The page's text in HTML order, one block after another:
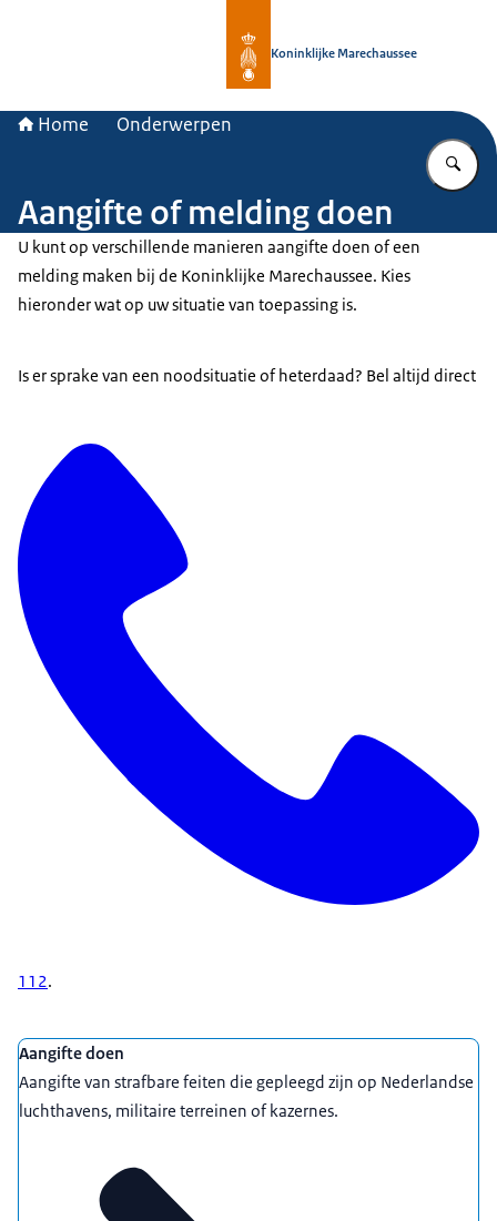
Koninklijke Marechaussee
Home Onderwerpen
Aangifte of melding doen
U kunt op verschillende manieren aangifte doen of een
melding maken bij de Koninklijke Marechaussee. Kies
hieronder wat op uw situatie van toepassing is.
Is er sprake van een noodsituatie of heterdaad? Bel altijd direct
112.
Uitgelicht
Aangifte doen
Aangifte van strafbare feiten die gepleegd zijn op Nederlandse
luchthavens, militaire terreinen of kazernes.